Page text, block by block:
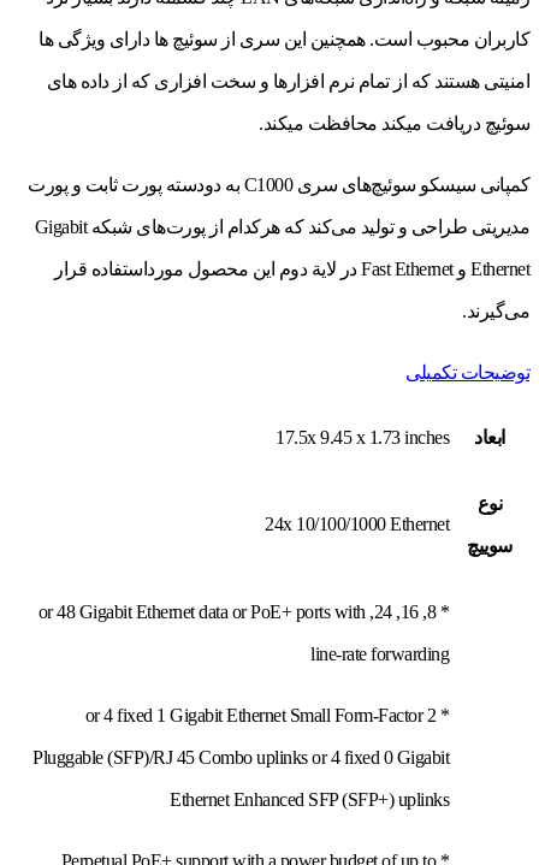
کاربران محبوب است. همچنین این سری از سوئیچ ها دارای ویژگی ها
امنیتی هستند که از تمام نرم افزارها و سخت افزاری که از داده های
سوئیچ دریافت میکند محافظت میکند.
کمپانی سیسکو سوئیچ‌های سری C1000 به دودسته پورت ثابت و پورت
مدیریتی طراحی و تولید می‌کند که هرکدام از پورت‌های شبکه Gigabit
Ethernet و Fast Ethernet در لایة دوم این محصول مورداستفاده قرار
می‌گیرند.
توضیحات تکمیلی
ابعاد 17.5x 9.45 x 1.73 inches
نوع
سوييچ
24x 10/100/1000 Ethernet
* 8, 16, 24, or 48 Gigabit Ethernet data or PoE+ ports with
line-rate forwarding
* 2 or 4 fixed 1 Gigabit Ethernet Small Form-Factor
Pluggable (SFP)/RJ 45 Combo uplinks or 4 fixed 0 Gigabit
Ethernet Enhanced SFP (SFP+) uplinks